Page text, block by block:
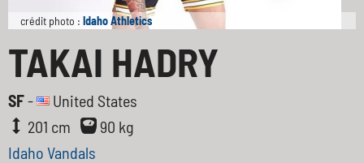
crédit photo : Idaho Athletics
TAKAI HADRY
SF-
United States
201 cm
90 kg
Idaho Vandals